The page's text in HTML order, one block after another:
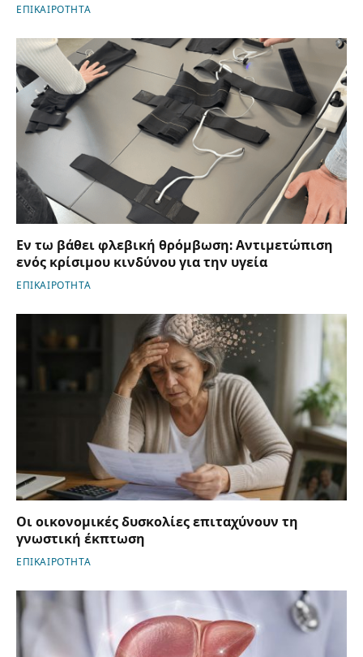
ΕΠΙΚΑΙΡΟΤΗΤΑ
Εν τω βάθει φλεβική θρόμβωση: Αντιμετώπιση
ενός κρίσιμου κινδύνου για την υγεία
ΕΠΙΚΑΙΡΟΤΗΤΑ
Οι οικονομικές δυσκολίες επιταχύνουν τη
γνωστική έκπτωση
ΕΠΙΚΑΙΡΟΤΗΤΑ